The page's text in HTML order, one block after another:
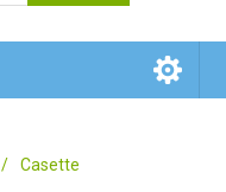
/ Casette